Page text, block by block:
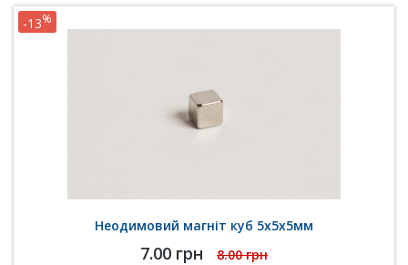
Неодимовий магніт куб 5х5х5мм
7.00 грн 8.00 грн
-13%